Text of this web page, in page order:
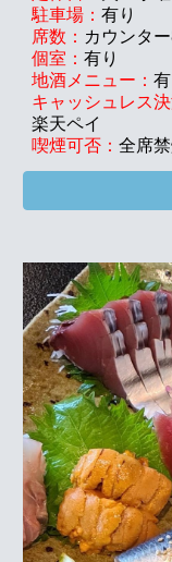
駐車場：有り
席数： カウンタ
個室：有り
地酒メニュー：有
キャッシュレス決
楽天ペイ
喫煙可否：全席